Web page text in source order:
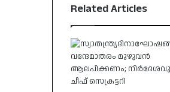
Related Articles